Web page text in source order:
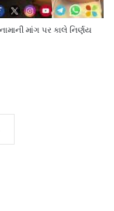
માંગ પર કાલે નિર્ણય